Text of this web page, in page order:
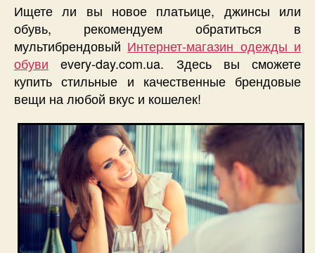
Ищете ли вы новое платьице, джинсы или
обувь, рекомендуем обратиться в
мультибрендовый Интернет-магазин одежды и
обуви every-day.com.ua. Здесь вы сможете
купить стильные и качественные брендовые
вещи на любой вкус и кошелек!